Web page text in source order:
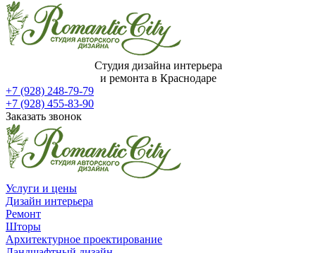
Студия дизайна интерьера
и ремонта в Краснодаре
+7 (928) 248-79-79
+7 (928) 455-83-90
Заказать звонок
Услуги и цены
Дизайн интерьера
Ремонт
Шторы
Архитектурное проектирование